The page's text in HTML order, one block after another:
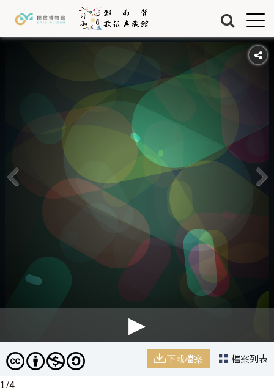
藏品
關於我們
Jump to Navigation
Jump to Main content
下載檔案 檔案列表
下載檔案 檔案列表
下載檔案 檔案列表
下載檔案 檔案列表
1/4